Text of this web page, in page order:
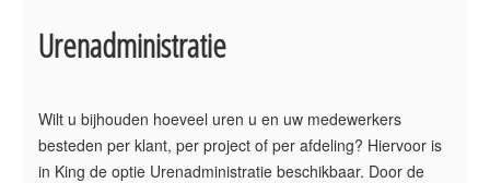
Klant worden
Urenadministratie
Wilt u bijhouden hoeveel uren u en uw medewerkers
besteden per klant, per project of per afdeling? Hiervoor is
in King de optie Urenadministratie beschikbaar. Door de